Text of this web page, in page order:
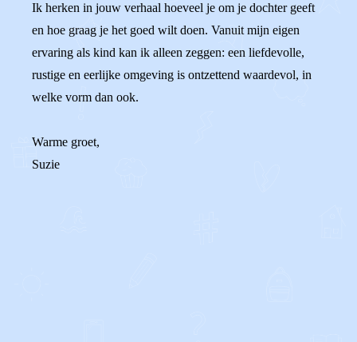
Ik herken in jouw verhaal hoeveel je om je dochter geeft
en hoe graag je het goed wilt doen. Vanuit mijn eigen
ervaring als kind kan ik alleen zeggen: een liefdevolle,
rustige en eerlijke omgeving is ontzettend waardevol, in
welke vorm dan ook.
Warme groet,
Suzie